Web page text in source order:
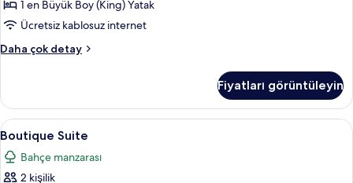
fotoğrafları
görün
1 en Büyük Boy (King) Yatak
Ücretsiz kablosuz internet
Daha çok detay
Cedar
fazla
detay
Fiyatları görüntüleyin
Boutique
Suite
için
Boutique Suite | Oturma alanı | LCD
10
Boutique Suite
Bahçe manzarası
2 kişilik